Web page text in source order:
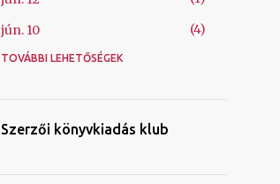
jún. 10
4
jún. 09
máj. 08
TOVÁBBI LEHETŐSÉGEK
Szerzői könyvkiadás klub